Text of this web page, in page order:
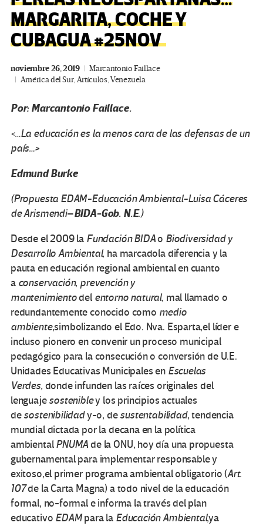
MARGARITA, COCHE Y
CUBAGUA #25NOV
noviembre 26, 2019
Marcantonio Faillace
América del Sur,Artículos,Venezuela
Por: Marcantonio Faillace.
<…La educación es la menos cara de las defensas de un
país…>
Edmund Burke
(Propuesta EDAM-Educación Ambiental-Luisa Cáceres
de Arismendi–BIDA-Gob. N.E.)
Desde el 2009 la Fundación BIDAo Biodiversidad y
Desarrollo Ambiental, ha marcadola diferencia y la
pauta en educación regional ambiental en cuanto
a conservación, prevención y
mantenimientodel entorno natural, mal llamado o
redundantemente conocido como medio
ambiente,simbolizando el Edo. Nva. Esparta,el líder e
incluso pionero en convenir un proceso municipal
pedagógico para la consecución o conversión de U.E.
Unidades Educativas Municipales en Escuelas
Verdes, donde infunden las raíces originales del
lenguajesostenibley los principios actuales
desostenibilidady-o, desustentabilidad, tendencia
mundial dictada por la decana en la política
ambientalPNUMAde la ONU, hoy día una propuesta
gubernamental para implementar responsable y
exitoso,el primer programa ambiental obligatorio (Art.
107de la Carta Magna) a todo nivel de la educación
formal, no-formal e informa la través del plan
educativo EDAMpara la Educación Ambiental,ya